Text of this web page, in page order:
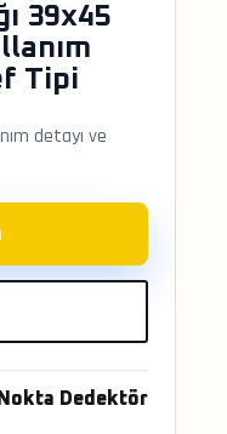
39x45
Tipi
detayı ve
Nokta Dedektör